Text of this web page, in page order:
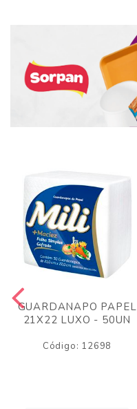
GUARDANAPO PAPEL
21X22 LUXO - 50UN
Código: 12698